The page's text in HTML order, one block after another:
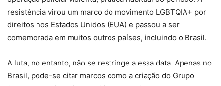
resistência virou um marco do movimento LGBTQIA+ por
direitos nos Estados Unidos (EUA) e passou a ser
comemorada em muitos outros países, incluindo o Brasil.
A luta, no entanto, não se restringe a essa data. Apenas no
Brasil, pode-se citar marcos como a criação do Grupo